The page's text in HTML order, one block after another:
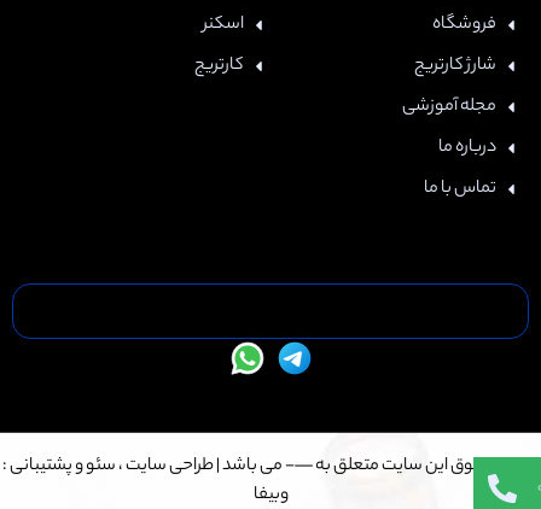
فروشگاه
شارژ کارتریج
مجله آموزشی
درباره ما
تماس با ما
اسکنر
کارتریج
تمامی حقوق این سایت متعلق به —- می باشد |طراحی سایت،سئوو پشتیبانی :
وبیفا